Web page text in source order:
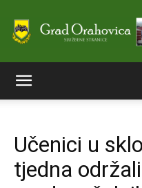
Učenici u
tjedna